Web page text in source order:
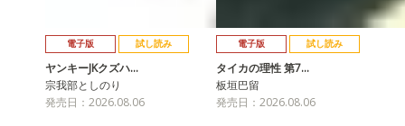
電子版 試し読み
ヤンキーJKクズハ…
宗我部としのり
発売日：2026.08.06
電子版 試し読み
タイカの理性 第7…
板垣巴留
発売日：2026.08.06